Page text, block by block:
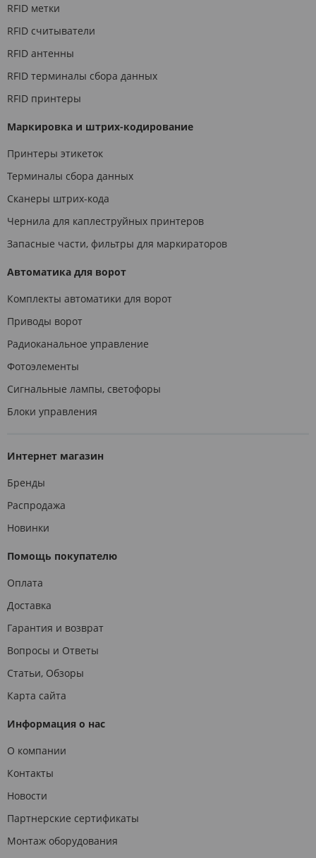
RFID метки
RFID считыватели
RFID антенны
RFID терминалы сбора данных
RFID принтеры
Маркировка и штрих-кодирование
Принтеры этикеток
Терминалы сбора данных
Сканеры штрих-кода
Чернила для каплеструйных принтеров
Запасные части, фильтры для маркираторов
Автоматика для ворот
Комплекты автоматики для ворот
Приводы ворот
Радиоканальное управление
Фотоэлементы
Сигнальные лампы, светофоры
Блоки управления
Интернет магазин
Бренды
Распродажа
Новинки
Помощь покупателю
Оплата
Доставка
Гарантия и возврат
Вопросы и Ответы
Статьи, Обзоры
Карта сайта
Информация о нас
О компании
Контакты
Новости
Партнерские сертификаты
Монтаж оборудования